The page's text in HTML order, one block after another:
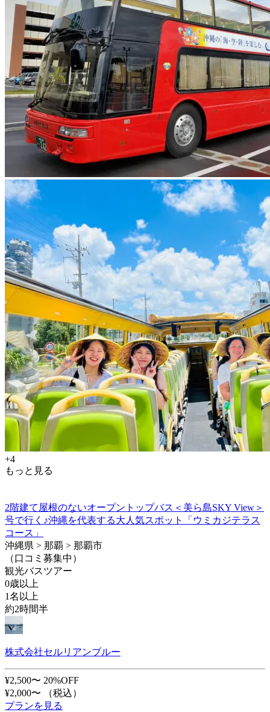
+4
もっと見る
2階建て屋根のないオープントップバス＜美ら島SKY View＞
号で行く♪沖縄を代表する大人気スポット「ウミカジテラス
コース」
沖縄県 > 那覇 > 那覇市
（口コミ募集中）
観光バスツアー
0歳以上
1名以上
約2時間半
株式会社セルリアンブルー
¥2,500〜 20%OFF
¥2,000〜
（税込）
プランを見る